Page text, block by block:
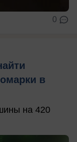
0
в
на 420